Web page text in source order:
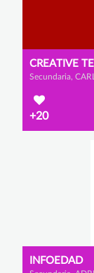
CREATIVE
+20
INFOEDAD